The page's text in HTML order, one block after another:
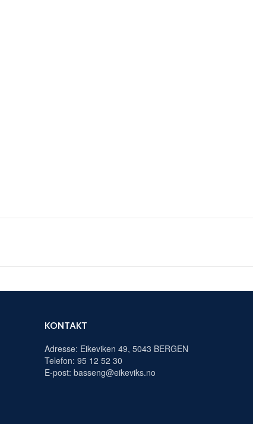
KONTAKT
Adresse: Eikeviken 49, 5043 BERGEN
Telefon: 95 12 52 30
E-post: basseng@eikeviks.no